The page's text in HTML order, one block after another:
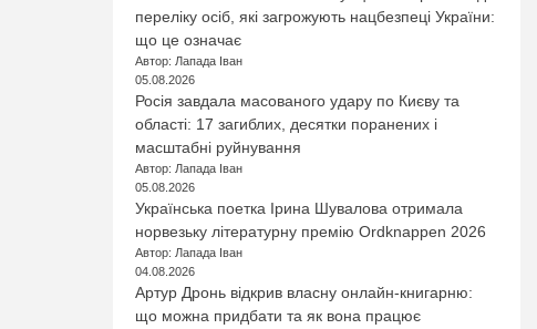
переліку осіб, які загрожують нацбезпеці України:
що це означає
Автор: Лапада Іван
05.08.2026
Росія завдала масованого удару по Києву та
області: 17 загиблих, десятки поранених і
масштабні руйнування
Автор: Лапада Іван
05.08.2026
Українська поетка Ірина Шувалова отримала
норвезьку літературну премію Ordknappen 2026
Автор: Лапада Іван
04.08.2026
Артур Дронь відкрив власну онлайн-книгарню:
що можна придбати та як вона працює